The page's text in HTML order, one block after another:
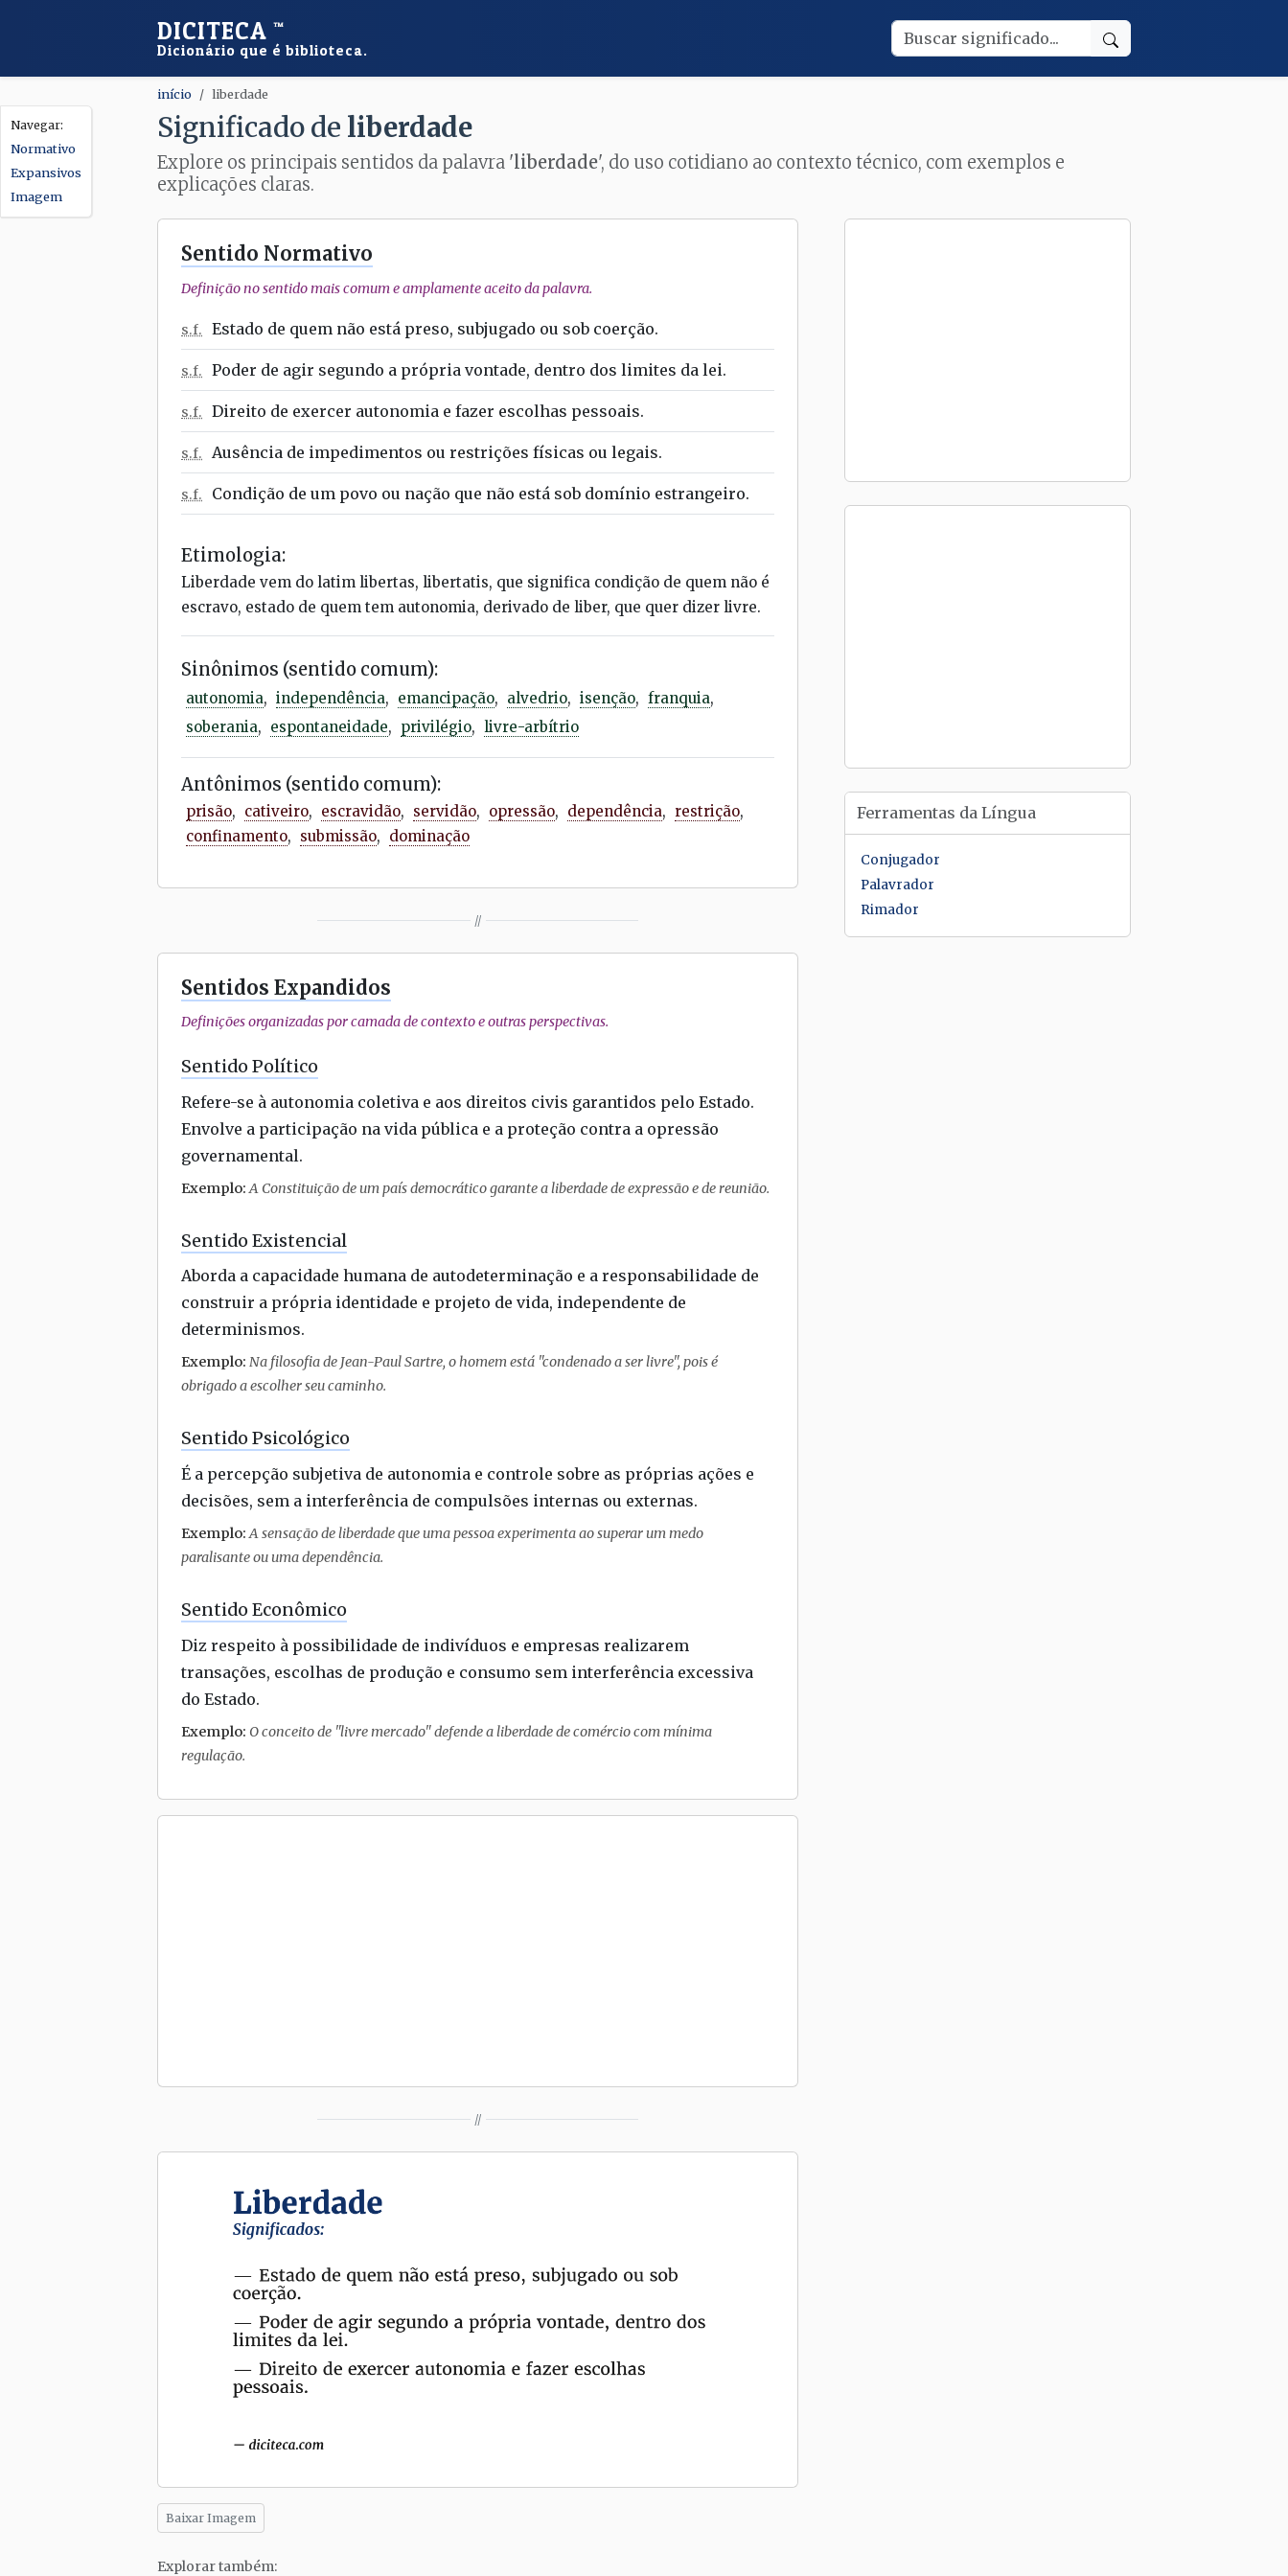
DICITECA ™
Dicionário que é biblioteca.
início liberdade
Significado de liberdade
Explore os principais sentidos da palavra 'liberdade', do uso cotidiano ao contexto técnico, com exemplos e
explicações claras.
Sentido Normativo
Definição no sentido mais comum e amplamente aceito da palavra.
s.f. Estado de quem não está preso, subjugado ou sob coerção.
s.f. Poder de agir segundo a própria vontade, dentro dos limites da lei.
s.f. Direito de exercer autonomia e fazer escolhas pessoais.
s.f. Ausência de impedimentos ou restrições físicas ou legais.
s.f. Condição de um povo ou nação que não está sob domínio estrangeiro.
Etimologia:
Liberdade vem do latim libertas, libertatis, que significa condição de quem não é
escravo, estado de quem tem autonomia, derivado de liber, que quer dizer livre.
Sinônimos (sentido comum):
autonomia, independência, emancipação, alvedrio, isenção, franquia,
soberania, espontaneidade, privilégio, livre-arbítrio
Antônimos (sentido comum):
prisão, cativeiro, escravidão, servidão, opressão, dependência, restrição,
confinamento, submissão, dominação
//
Sentidos Expandidos
Definições organizadas por camada de contexto e outras perspectivas.
Sentido Político
Refere-se à autonomia coletiva e aos direitos civis garantidos pelo Estado.
Envolve a participação na vida pública e a proteção contra a opressão
governamental.
Exemplo:A Constituição de um país democrático garante a liberdade de expressão e de reunião.
Sentido Existencial
Aborda a capacidade humana de autodeterminação e a responsabilidade de
construir a própria identidade e projeto de vida, independente de
determinismos.
Exemplo: Na filosofia de Jean-Paul Sartre, o homem está "condenado a ser livre", pois é
obrigado a escolher seu caminho.
Sentido Psicológico
É a percepção subjetiva de autonomia e controle sobre as próprias ações e
decisões, sem a interferência de compulsões internas ou externas.
Exemplo:A sensação de liberdade que uma pessoa experimenta ao superar um medo
paralisante ou uma dependência.
Sentido Econômico
Diz respeito à possibilidade de indivíduos e empresas realizarem
transações, escolhas de produção e consumo sem interferência excessiva
do Estado.
Exemplo: O conceito de "livre mercado" defende a liberdade de comércio com mínima
regulação.
//
Baixar Imagem
Explorar também:
Ferramentas da Língua
Conjugador
Palavrador
Rimador
Normativo
Expansivos
Imagem